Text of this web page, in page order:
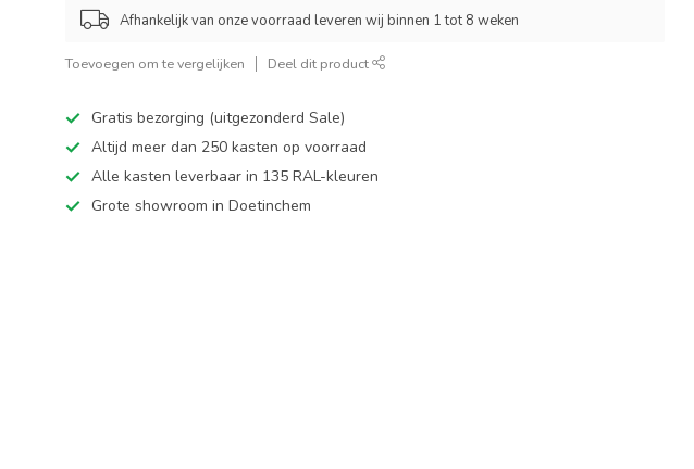
Afhankelijk van onze voorraad leveren wij binnen 1 tot 8 weken
Toevoegen om te vergelijken Deel dit product
Gratis bezorging (uitgezonderd Sale)
Altijd meer dan 250 kasten op voorraad
Alle kasten leverbaar in 135 RAL-kleuren
Grote showroom in Doetinchem